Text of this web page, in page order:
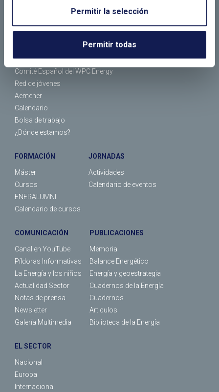
Permitir la selección
Permitir todas
Comité Español del WEC
Comité Español del WPC Energy
Red de jóvenes
Aemener
Calendario
Bolsa de trabajo
¿Dónde estamos?
ASOCIADOS
Tipos de socios
Asociarse
FORMACIÓN
Máster
Cursos
ENERALUMNI
Calendario de cursos
JORNADAS
Actividades
Calendario de eventos
COMUNICACIÓN
Canal en YouTube
Píldoras Informativas
La Energía y los niños
Actualidad Sector
Notas de prensa
Newsletter
Galería Multimedia
PUBLICACIONES
Memoria
Balance Energético
Energía y geoestrategia
Cuadernos de la Energía
Cuadernos
Articulos
Biblioteca de la Energía
EL SECTOR
Nacional
Europa
Internacional